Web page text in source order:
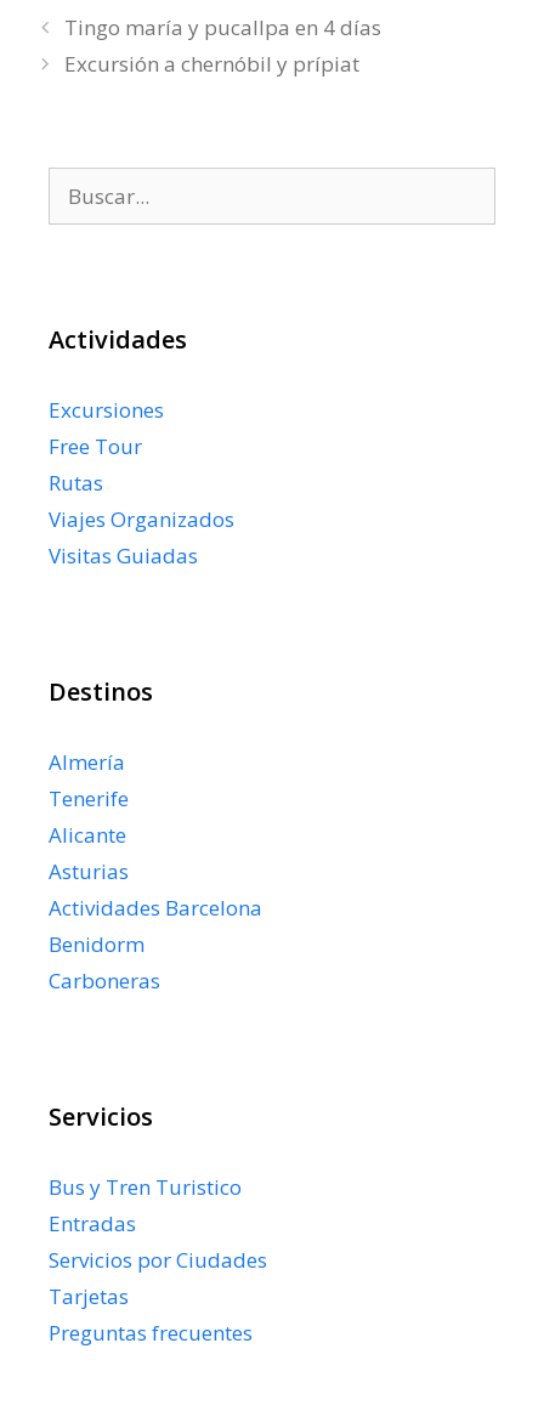
Tingo maría y pucallpa en 4 días
Excursión a chernóbil y prípiat
Actividades
Excursiones
Free Tour
Rutas
Viajes Organizados
Visitas Guiadas
Destinos
Almería
Tenerife
Alicante
Asturias
Actividades Barcelona
Benidorm
Carboneras
Servicios
Bus y Tren Turistico
Entradas
Servicios por Ciudades
Tarjetas
Preguntas frecuentes